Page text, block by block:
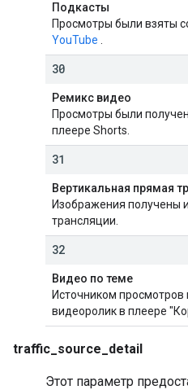
Подкасты
Просмотры были взяты
YouTube
30
Ремикс видео
Просмотры были
плеере Shorts.
31
Вертикальная прямая
Изображения получены
трансляции.
32
Видео по теме
Источником
видеоролик в плеере
traffic_source_detail
Этот параметр